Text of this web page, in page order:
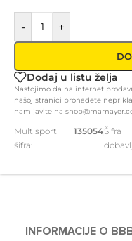
- +
Dodaj u listu želja
Nastojimo da na internet
našoj stranici pronađete
nam javite na
Multisport
šifra:
135054|Šifra
INFORMACIJE O